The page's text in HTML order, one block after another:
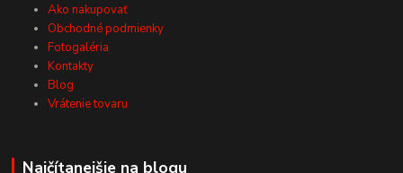
Ako nakupovať
Obchodné podmienky
Fotogaléria
Kontakty
Blog
Vrátenie tovaru
Najčítanejšie na blogu